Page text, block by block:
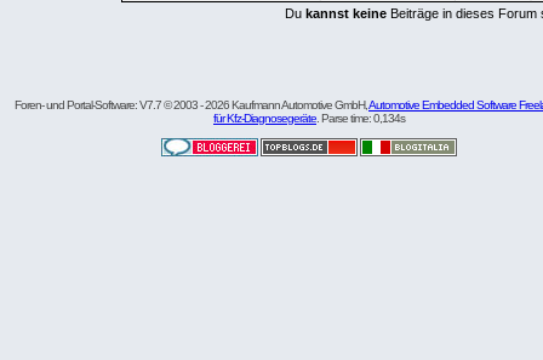
Du kannst keine Beiträge in dieses Forum
Foren- und Portal-Software: V7.7 © 2003 - 2026 Kaufmann Automotive GmbH,Automotive Embedded Software
für Kfz-Diagnosegeräte . Parse time: 0,134s